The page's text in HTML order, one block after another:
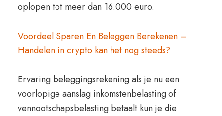
oplopen tot meer dan 16.000 euro.
Voordeel Sparen En Beleggen Berekenen –
Handelen in crypto kan het nog steeds?
Ervaring beleggingsrekening als je nu een
voorlopige aanslag inkomstenbelasting of
vennootschapsbelasting betaalt kun je die